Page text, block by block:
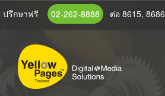
ข้าม
เนื้อหา
ปรึกษาฟรี 02-262-8888 ต่อ 8615, 8686